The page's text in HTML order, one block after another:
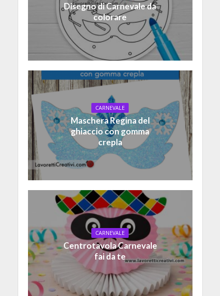
Disegno di Carnevale da
colorare
CARNEVALE
Maschera Regina del
ghiaccio con gomma
crepla
CARNEVALE
Centrotavola Carnevale
fai da te